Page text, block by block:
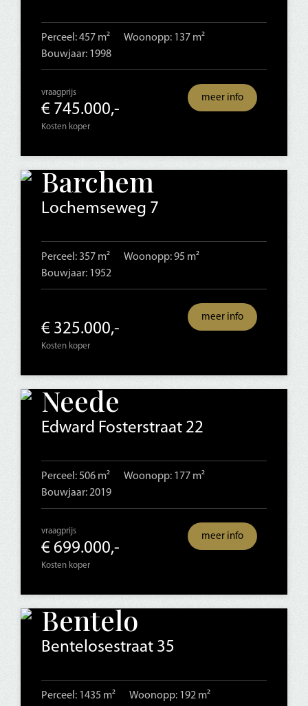
Perceel: 457 m²
Woonopp: 137 m²
Bouwjaar: 1998
vraagprijs
€ 745.000,-
Kosten koper
meer info
Barchem
Lochemseweg 7
Perceel: 357 m²
Woonopp: 95 m²
Bouwjaar: 1952
€ 325.000,-
Kosten koper
meer info
Neede
Edward Fosterstraat 22
Perceel: 506 m²
Woonopp: 177 m²
Bouwjaar: 2019
vraagprijs
€ 699.000,-
Kosten koper
meer info
Bentelo
Bentelosestraat 35
Perceel: 1435 m²
Woonopp: 192 m²